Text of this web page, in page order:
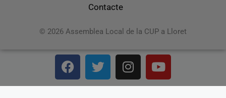
Contacte
© 2026 Assemblea Local de la CUP a Lloret